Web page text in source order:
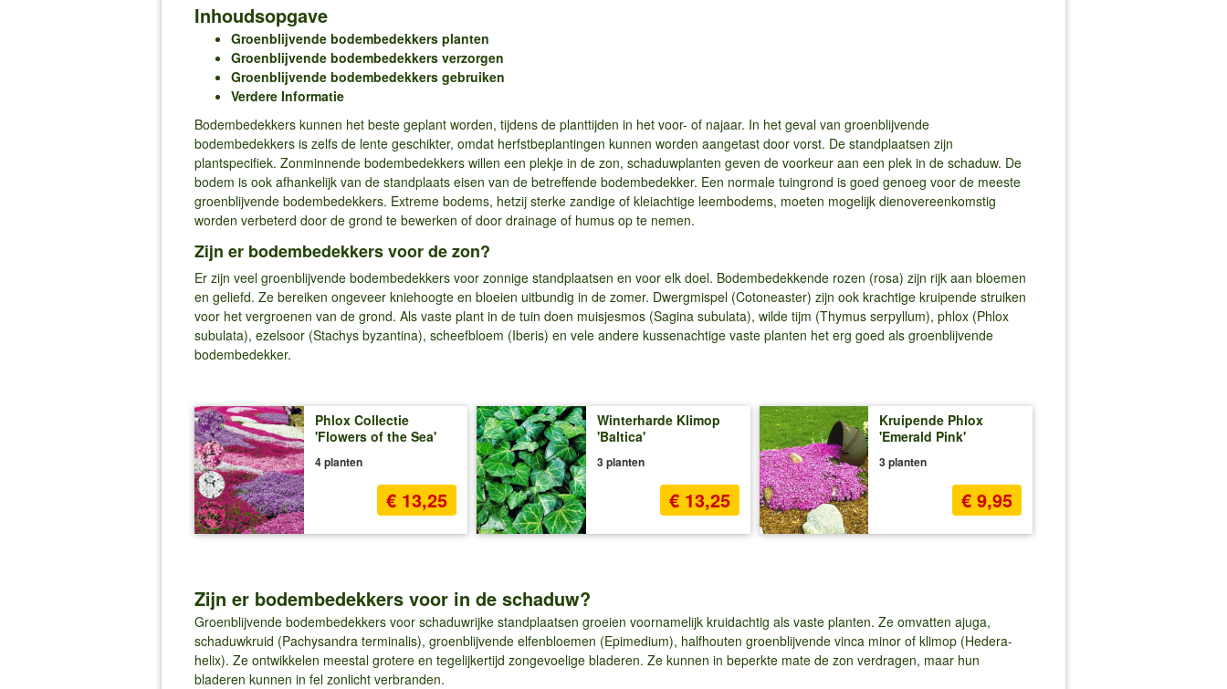
Inhoudsopgave
Groenblijvende bodembedekkers planten
Groenblijvende bodembedekkers verzorgen
Groenblijvende bodembedekkers gebruiken
Verdere Informatie
Bodembedekkers kunnen het beste geplant worden, tijdens de planttijden in het voor- of najaar. In het geval van groenblijvende
bodembedekkers is zelfs de lente geschikter, omdat herfstbeplantingen kunnen worden aangetast door vorst. De standplaatsen zijn
plantspecifiek. Zonminnende bodembedekkers willen een plekje in de zon, schaduwplanten geven de voorkeur aan een plek in de schaduw. De
bodem is ook afhankelijk van de standplaats eisen van de betreffende bodembedekker. Een normale tuingrond is goed genoeg voor de meeste
groenblijvende bodembedekkers. Extreme bodems, hetzij sterke zandige of kleiachtige leembodems, moeten mogelijk dienovereenkomstig
worden verbeterd door de grond te bewerken of door drainage of humus op te nemen.
Zijn er bodembedekkers voor de zon?
Er zijn veel groenblijvende bodembedekkers voor zonnige standplaatsen en voor elk doel. Bodembedekkende rozen (rosa) zijn rijk aan bloemen
en geliefd. Ze bereiken ongeveer kniehoogte en bloeien uitbundig in de zomer. Dwergmispel (Cotoneaster) zijn ook krachtige kruipende struiken
voor het vergroenen van de grond. Als vaste plant in de tuin doen muisjesmos (Sagina subulata), wilde tijm (Thymus serpyllum), phlox (Phlox
subulata), ezelsoor (Stachys byzantina), scheefbloem (Iberis) en vele andere kussenachtige vaste planten het erg goed als groenblijvende
bodembedekker.
Phlox Collectie
'Flowers of the Sea'
4 planten
€ 13,25
Winterharde Klimop
'Baltica'
3 planten
€ 13,25
Kruipende Phlox
'Emerald Pink'
3 planten
€ 9,95
Zijn er bodembedekkers voor in de schaduw?
Groenblijvende bodembedekkers voor schaduwrijke standplaatsen groeien voornamelijk kruidachtig als vaste planten. Ze omvatten ajuga,
schaduwkruid (Pachysandra terminalis), groenblijvende elfenbloemen (Epimedium), halfhouten groenblijvende vinca minor of klimop (Hedera-
helix). Ze ontwikkelen meestal grotere en tegelijkertijd zongevoelige bladeren. Ze kunnen in beperkte mate de zon verdragen, maar hun
bladeren kunnen in fel zonlicht verbranden.